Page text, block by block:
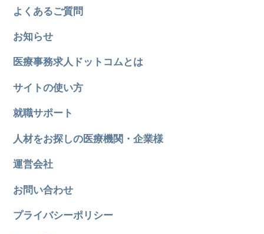
よくあるご質問
お知らせ
医療事務求人ドットコムとは
サイトの使い方
就職サポート
人材をお探しの医療機関・企業様
運営会社
お問い合わせ
プライバシーポリシー